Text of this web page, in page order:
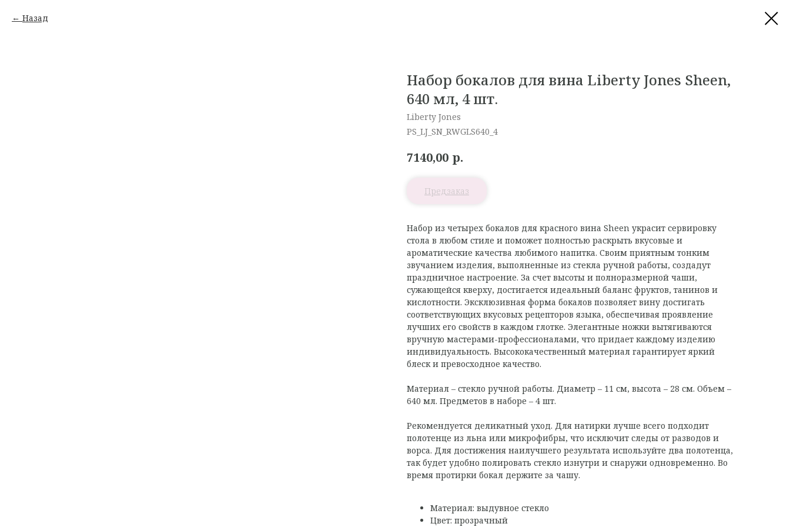
Назад
Набор бокалов для вина Liberty Jones Sheen,
640 мл, 4 шт.
Liberty Jones
PS_LJ_SN_RWGLS640_4
7140,00 р.
Набор из четырех бокалов для красного вина Sheen украсит сервировку
стола в любом стиле и поможет полностью раскрыть вкусовые и
ароматические качества любимого напитка. Своим приятным тонким
звучанием изделия, выполненные из стекла ручной работы, создадут
праздничное настроение. За счет высоты и полноразмерной чаши,
сужающейся кверху, достигается идеальный баланс фруктов, танинов и
кислотности. Эксклюзивная форма бокалов позволяет вину достигать
соответствующих вкусовых рецепторов языка, обеспечивая проявление
лучших его свойств в каждом глотке. Элегантные ножки вытягиваются
вручную мастерами-профессионалами, что придает каждому изделию
индивидуальность. Высококачественный материал гарантирует яркий
блеск и превосходное качество.
Материал – стекло ручной работы. Диаметр – 11 см, высота – 28 см. Объем –
640 мл. Предметов в наборе – 4 шт.
Рекомендуется деликатный уход. Для натирки лучше всего подходит
полотенце из льна или микрофибры, что исключит следы от разводов и
ворса. Для достижения наилучшего результата используйте два полотенца,
так будет удобно полировать стекло изнутри и снаружи одновременно. Во
время протирки бокал держите за чашу.
Материал: выдувное стекло
Цвет: прозрачный